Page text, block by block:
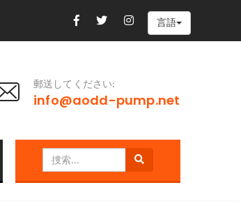
言語
郵送してください:
info@aodd-pump.net